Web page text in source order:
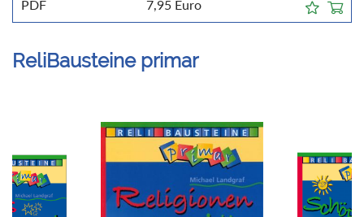
PDF 7,95 Euro
ReliBausteine primar